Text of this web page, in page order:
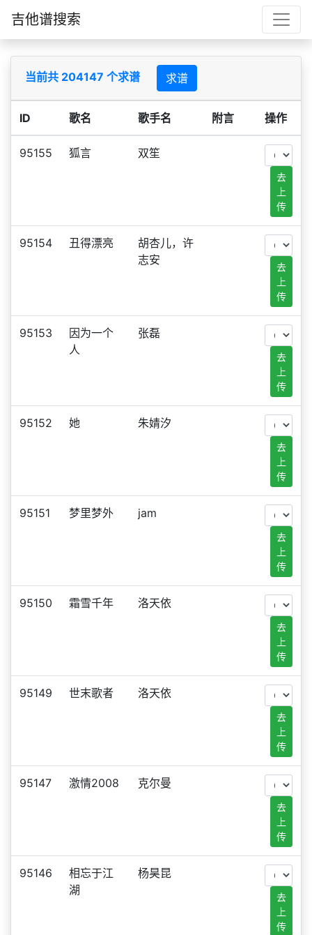
吉他谱搜索
当前共 204147 个求谱 求谱
ID 歌名 歌手名 附言 操作
95155 狐言 双笙
去
上
传
95154 丑得漂亮
胡杏儿，许
志安
去
上
传
95153
因为一个
人
张磊
去
上
传
95152 她 朱婧汐
去
上
传
95151 梦里梦外 jam
去
上
传
95150 霜雪千年 洛天依
去
上
传
95149 世末歌者 洛天依
去
上
传
95147 激情2008 克尔曼
去
上
传
95146
相忘于江
湖
杨昊昆
去
上
传